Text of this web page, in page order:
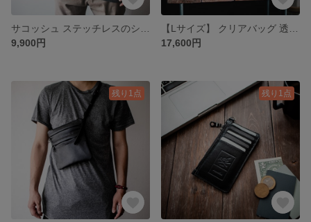
9,900円
17,600円
残り1点 残り1点